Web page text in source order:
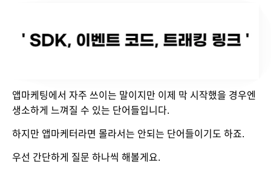
앱마케팅에서 자주 쓰이는 말이지만 이제 막 시작했을 경우엔
생소하게 느껴질 수 있는 단어들입니다.
하지만 앱마케터라면 몰라서는 안되는 단어들이기도 하죠.
우선 간단하게 질문 하나씩 해볼게요.